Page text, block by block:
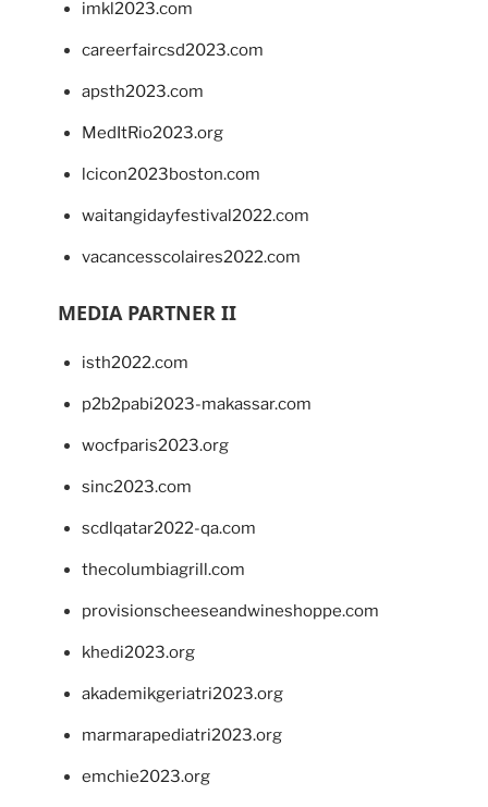
imkl2023.com
careerfaircsd2023.com
apsth2023.com
MedItRio2023.org
lcicon2023boston.com
waitangidayfestival2022.com
vacancesscolaires2022.com
MEDIA PARTNER II
isth2022.com
p2b2pabi2023-makassar.com
wocfparis2023.org
sinc2023.com
scdlqatar2022-qa.com
thecolumbiagrill.com
provisionscheeseandwineshoppe.com
khedi2023.org
akademikgeriatri2023.org
marmarapediatri2023.org
emchie2023.org